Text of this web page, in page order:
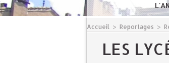
Accueil > Reportages >
LES